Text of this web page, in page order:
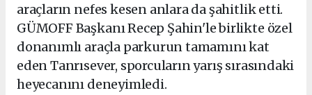
araçların nefes kesen anlara da şahitlik etti.
GÜMOFF Başkanı Recep Şahin'le birlikte özel
donanımlı araçla parkurun tamamını kat
eden Tanrısever, sporcuların yarış sırasındaki
heyecanını deneyimledi.